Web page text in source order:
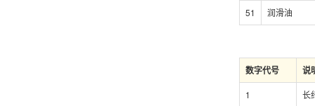
51 润滑油
数字代号 说
1 长